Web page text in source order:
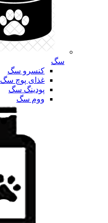
سگ
کنسرو سگ
غذای پوچ سگ
پودینگ سگ
ووم سگ